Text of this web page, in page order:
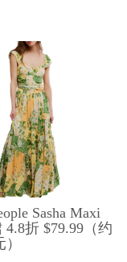
Sasha Maxi
4.8折 $79.99（约